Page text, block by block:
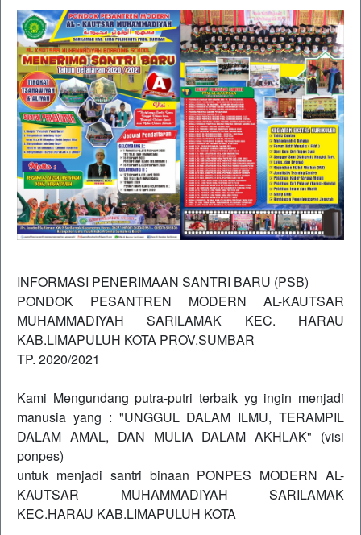
INFORMASI PENERIMAAN SANTRI BARU (PSB)
PONDOK PESANTREN MODERN AL-KAUTSAR
MUHAMMADIYAH SARILAMAK KEC. HARAU
KAB.LIMAPULUH KOTA PROV.SUMBAR
TP. 2020/2021
Kami Mengundang putra-putri terbaik yg ingin menjadi
manusia yang : "UNGGUL DALAM ILMU, TERAMPIL
DALAM AMAL, DAN MULIA DALAM AKHLAK" (visi
ponpes)
untuk menjadi santri binaan PONPES MODERN AL-
KAUTSAR MUHAMMADIYAH SARILAMAK
KEC.HARAU KAB.LIMAPULUH KOTA